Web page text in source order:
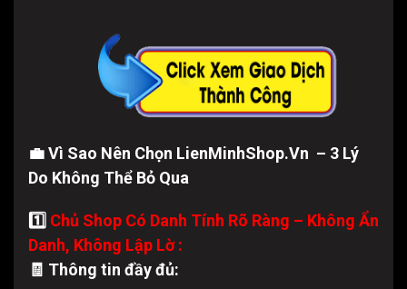
💼 Vì Sao Nên Chọn LienMinhShop.Vn – 3 Lý
Do Không Thể Bỏ Qua
1️⃣ Chủ Shop Có Danh Tính Rõ Ràng – Không Ẩn
Danh, Không Lập Lờ :
🧾 Thông tin đầy đủ: